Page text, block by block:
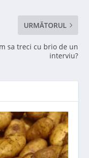
URMĂTORUL
sa treci cu brio de un
interviu?